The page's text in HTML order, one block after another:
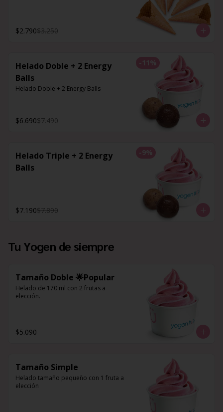
$2.790$3.250
-11 %
Helado Doble + 2 Energy
Balls
Helado Doble + 2 Energy Balls
$6.690$7.490
-9%
Helado Triple + 2 Energy
Balls
$7.190$7.890
Tu Yogen de siempre
Tamaño Doble 🌟Popular
Helado de 170 ml con 2 frutas a
elección.
$5.090
Tamaño Simple
Helado tamaño pequeño con 1 fruta a
elección